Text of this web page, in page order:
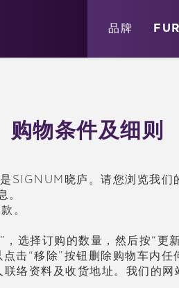
品牌
购物条件及细则
SIGNUM晓庐。 请您浏览我们
。
。
”， 选择订购 的数量，然后按“更
点击“移除”按钮删 除 购物车内任
联络资料及收货地址。我们 的网